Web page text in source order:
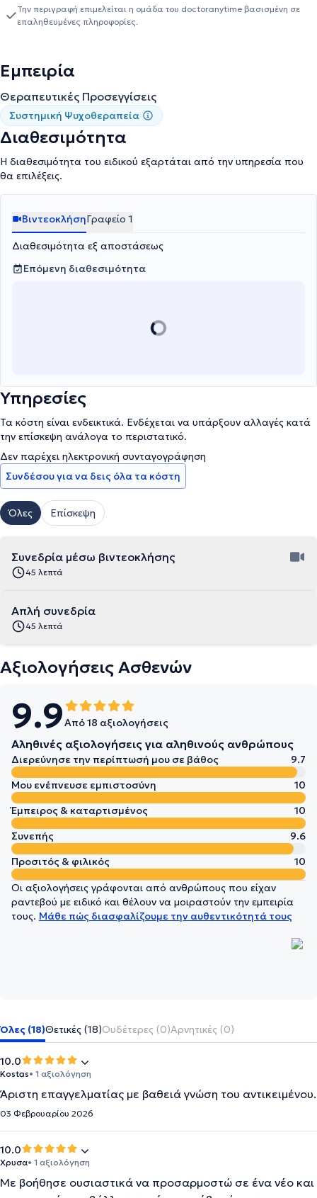
στο Συστημικό Ινστιτούτο Κύπρου και κατέχει δίπλωμα
Συστημικής Ψυχοθεραπείας για ενήλικες και ζευγάρια και
νευρογλωσσικό προγραμματισμό (NLP) και είναι πιστοποιημένη
Νlp Coacher (International NLP Trainers Association). Με στόχο τη
συνεχόμενη επιμόρφωση της έχει παρακολουθήσει από το 2005
μέχρι σήμερα πληθώρα εξειδικευμένων σεμιναρίων και
εκπαιδευτικών εργαστηριών στον τομέα της ψυχικής υγείας.
Εργάζεται στον ιδιωτικό τομέα από το 2012 μέχρι σήμερα και
έχει συνεργαστεί με κέντρα προσωπικής ανάπτυξης και
ψυχοθεραπείας. Το 2023 εξέδωσε το πρώτο της βιβλίο "Ο
Γκιώνης κι Εγώ".
Την περιγραφή επιμελείται η ομάδα του doctoranytime βασισμένη σε
επαληθευμένες πληροφορίες.
Εμπειρία
Θεραπευτικές Προσεγγίσεις
Συστημική Ψυχοθεραπεία
Διαθεσιμότητα
Η διαθεσιμότητα του ειδικού εξαρτάται από την υπηρεσία που
θα επιλέξεις.
ΒιντεοκλήσηΓραφείο 1
Διαθεσιμότητα εξ αποστάσεως
Επόμενη διαθεσιμότητα
Υπηρεσίες
Τα κόστη είναι ενδεικτικά. Ενδέχεται να υπάρξουν αλλαγές κατά
την επίσκεψη ανάλογα το περιστατικό.
Δεν παρέχει ηλεκτρονική συνταγογράφηση
Συνδέσου για να δεις όλα τα κόστη
Όλες Επίσκεψη
Συνεδρία μέσω βιντεοκλήσης
45 λεπτά
Απλή συνεδρία
45 λεπτά
Αξιολογήσεις Ασθενών
9.9Από 18 αξιολογήσεις
Αληθινές αξιολογήσεις για αληθινούς ανθρώπους
Διερεύνησε την περίπτωσή μου σε βάθος
9.7
Μου ενέπνευσε εμπιστοσύνη
10
Έμπειρος & καταρτισμένος
10
Συνεπής
9.6
Προσιτός & φιλικός
10
Οι αξιολογήσεις γράφονται από ανθρώπους που είχαν
ραντεβού με ειδικό και θέλουν να μοιραστούν την εμπειρία
τους. Μάθε πώς διασφαλίζουμε την αυθεντικότητά τους
Όλες (18)Θετικές (18)Ουδέτερες (0)Αρνητικές (0)
10.0
Kostas• 1 αξιολόγηση
Άριστη επαγγελματίας με βαθειά γνώση του αντικειμένου.
03 Φεβρουαρίου 2026
10.0
Χρυσα• 1 αξιολόγηση
Με βοήθησε ουσιαστικά να προσαρμοστώ σε ένα νέο και